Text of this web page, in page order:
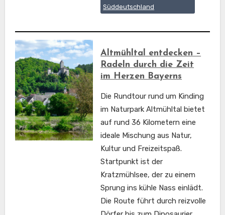
Süddeutschland
Altmühltal entdecken –
Radeln durch die Zeit
im Herzen Bayerns
Die Rundtour rund um Kinding
im Naturpark Altmühltal bietet
auf rund 36 Kilometern eine
ideale Mischung aus Natur,
Kultur und Freizeitspaß.
Startpunkt ist der
Kratzmühlsee, der zu einem
Sprung ins kühle Nass einlädt.
Die Route führt durch reizvolle